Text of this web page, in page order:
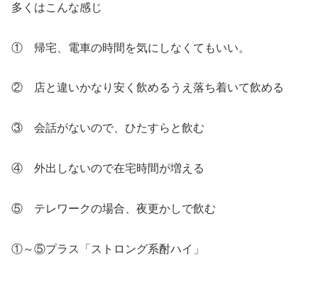
多くはこんな感じ
① 帰宅、電車の時間を気にしなくてもいい。
② 店と違いかなり安く飲めるうえ落ち着いて飲める
③ 会話がないので、ひたすらと飲む
④ 外出しないので在宅時間が増える
⑤ テレワークの場合、夜更かしで飲む
①～⑤プラス「ストロング系酎ハイ」